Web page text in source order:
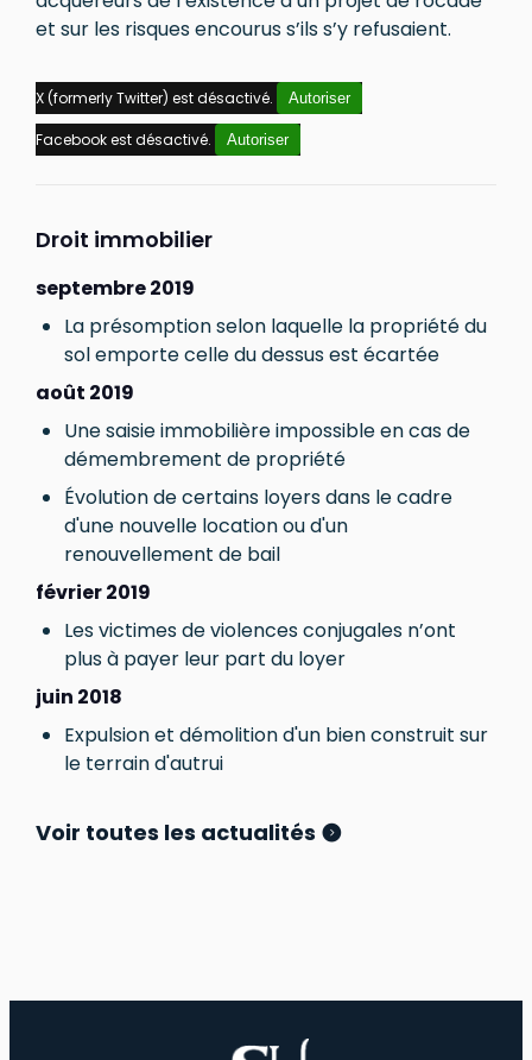
et sur les risques encourus s’ils s’y refusaient.
X (formerly Twitter) est désactivé. Autoriser
Facebook est désactivé. Autoriser
Droit immobilier
septembre 2019
La présomption selon laquelle la propriété du
sol emporte celle du dessus est écartée
août 2019
Une saisie immobilière impossible en cas de
démembrement de propriété
Évolution de certains loyers dans le cadre
d'une nouvelle location ou d'un
renouvellement de bail
février 2019
Les victimes de violences conjugales n’ont
plus à payer leur part du loyer
juin 2018
Expulsion et démolition d'un bien construit sur
le terrain d'autrui
Voir toutes les actualités